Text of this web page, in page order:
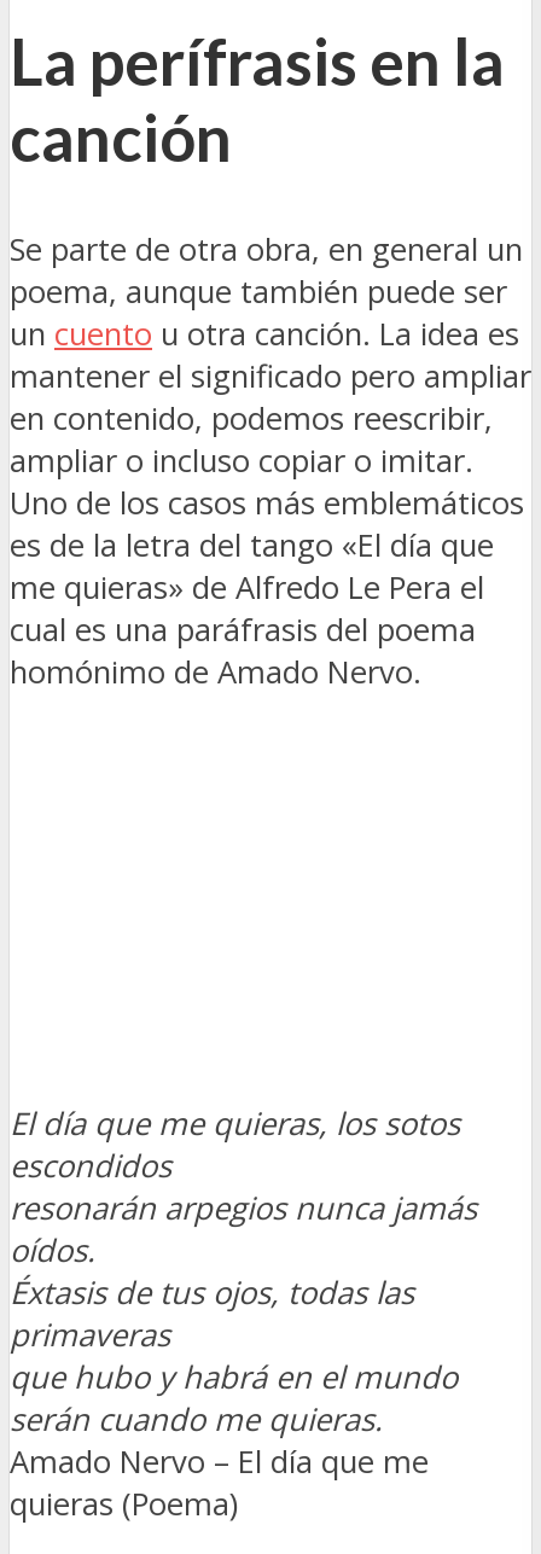
La perífrasis en la
canción
Se parte de otra obra, en general un
poema, aunque también puede ser
un cuento u otra canción. La idea es
mantener el significado pero ampliar
en contenido, podemos reescribir,
ampliar o incluso copiar o imitar.
Uno de los casos más emblemáticos
es de la letra del tango «El día que
me quieras» de Alfredo Le Pera el
cual es una paráfrasis del poema
homónimo de Amado Nervo.
El día que me quieras, los sotos
escondidos
resonarán arpegios nunca jamás
oídos.
Éxtasis de tus ojos, todas las
primaveras
que hubo y habrá en el mundo
serán cuando me quieras.
Amado Nervo – El día que me
quieras (Poema)